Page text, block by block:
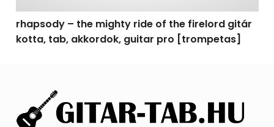
rhapsody – the mighty ride of the firelord gitár
kotta, tab, akkordok, guitar pro [trompetas]